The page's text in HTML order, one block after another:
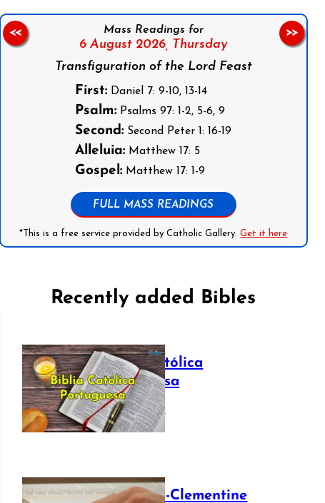
Mass Readings for
6 August 2026, Thursday
Transfiguration of the Lord Feast
First: Daniel 7: 9-10, 13-14
Psalm: Psalms 97: 1-2, 5-6, 9
Second: Second Peter 1: 16-19
Alleluia: Matthew 17: 5
Gospel: Matthew 17: 1-9
FULL MASS READINGS
*This is a free service provided by Catholic Gallery.Get it here
<< >>
Recently added Bibles
Bíblia Católica
Portuguesa
July 16, 2025
The Sixto-Clementine